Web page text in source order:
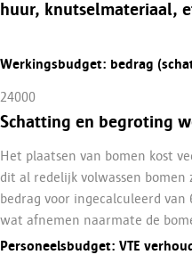
huur, knutselmateriaal,
Werkingsbudget: bedrag
24000
Schatting en begroting
Het plaatsen van bomen kost
dit al redelijk volwassen
bedrag voor ingecalculeerd
wat afnemen naarmate de
Personeelsbudget: VTE